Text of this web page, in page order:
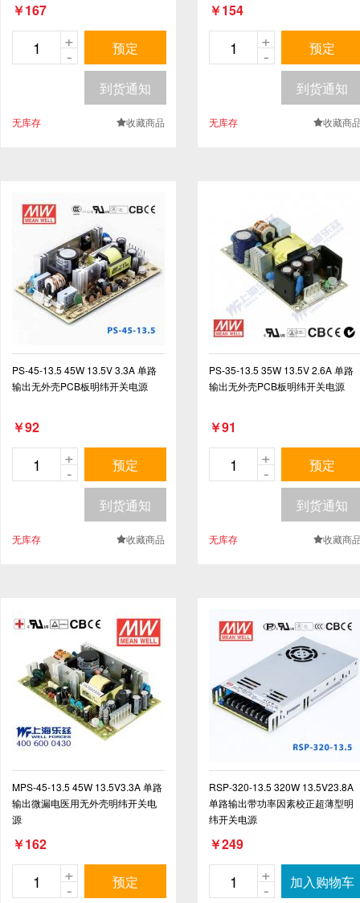
￥167
-
+ 预定
到货通知
无库存 .收藏商品
￥154
-
+ 预定
到货通知
无库存 .收藏商
PS-45-13.5 45W 13.5V 3.3A 单路
输出无外壳PCB板明纬开关电源
￥92
-
+ 预定
到货通知
无库存 .收藏商品
PS-35-13.5 35W 13.5V 2.6A 单路
输出无外壳PCB板明纬开关电源
￥91
-
+ 预定
到货通知
无库存 .收藏商
MPS-45-13.5 45W 13.5V3.3A 单路
输出微漏电医用无外壳明纬开关电
源
￥162
-
+ 预定
RSP-320-13.5 320W 13.5V23.8A
单路输出带功率因素校正超薄型明
纬开关电源
￥249
-
+ 加入购物车